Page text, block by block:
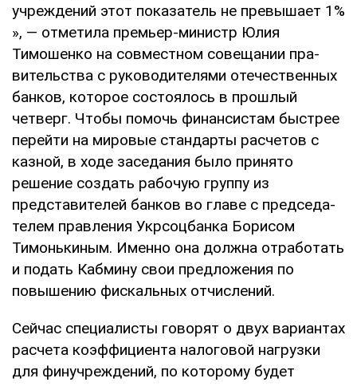
учреждений этот показатель не превышает 1%
», — отметила премьер-министр Юлия
Тимошенко на совместном совещании пра­
вительства с руководителями отечествен­ных
банков, которое состоялось в прошлый
четверг. Чтобы помочь финансистам быст­рее
перейти на мировые стандарты расче­тов с
казной, в ходе заседания было приня­то
решение создать рабочую группу из
представителей банков во главе с председа­
телем правления Укрсоцбанка Борисом
Тимонькиным. Именно она должна отрабо­тать
и подать Кабмину свои предложения по
повышению фискальных отчислений.
Сейчас специалисты говорят о двух вари­антах
расчета коэффициента налоговой на­грузки
для финучреждений, по которому будет